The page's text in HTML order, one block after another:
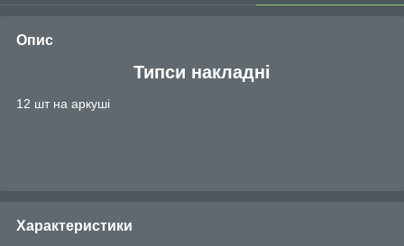
Опис
Типси накладні
12 шт на аркуші
Характеристики